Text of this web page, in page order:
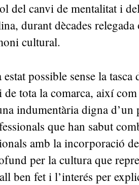
del canvi de mentalitat i
durant dècades
cultural.
possible sense la tasca
tota la comarca, així
indumentària digna
que han sabut
amb la incorporació
per la cultura que
ben fet i l’interés per